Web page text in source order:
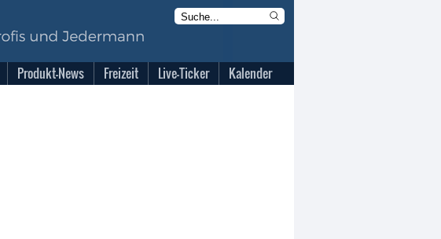
Produkt-News Freizeit Live-Ticker Kalender